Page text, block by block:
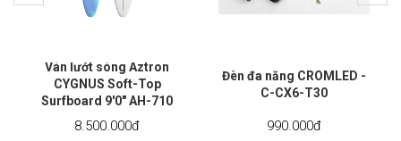
Ván lướt sóng Aztron
CYGNUS Soft-Top
Surfboard 9'0" AH-710
8.500.000đ
Đèn đa năng CROMLED -
C-CX6-T30
990.000đ